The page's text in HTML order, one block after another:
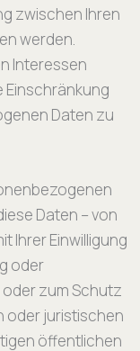
zwischen Ihren
werden.
Interessen
Einschränkung
Daten zu
Daten – von
Ihrer Einwilligung
oder
zum Schutz
oder juristischen
öffentlichen